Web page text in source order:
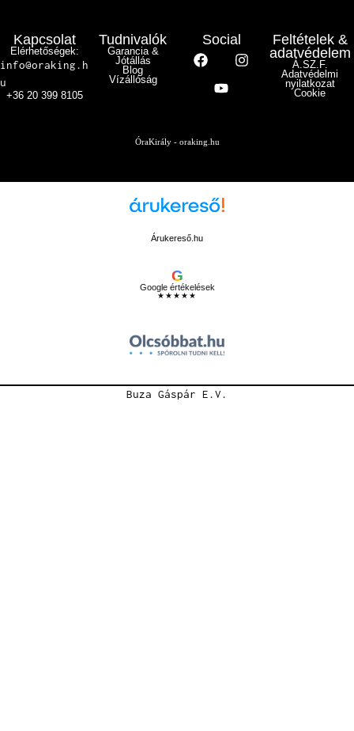
Kapcsolat
Elérhetőségek:
info@oraking.h
u
+36 20 399 8105
Tudnivalók
Garancia &
Jótállás
Blog
Vízállóság
Social
Feltételek &
adatvédelem
Á.SZ.F.
Adatvédelmi
nyilatkozat
Cookie
ÓraKirály - oraking.hu
Árukereső.hu
G
Google értékelések
★★★★★
Buza Gáspár E.V.